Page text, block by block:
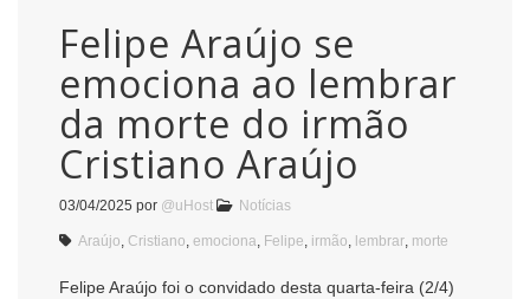
Felipe Araújo se
emociona ao lembrar
da morte do irmão
Cristiano Araújo
03/04/2025 por @uHost Notícias
Araújo Cristiano emociona Felipe irmão lembrar morte
Felipe Araújo foi o convidado desta quarta-feira (2/4)